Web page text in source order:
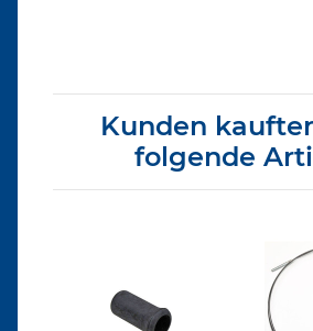
Kunden
folgende